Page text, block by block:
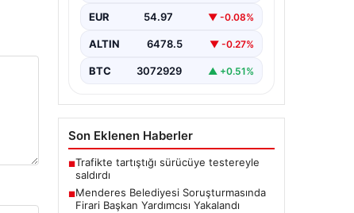
İzmir’in Menderes ilçesinde
yürütülen geniş çaplı bir
soruşturma kapsamında, Belediye
Başkan Yardımcısı Rüzgar
EUR 54.97 ▼ -0.08%
ALTIN 6478.5 ▼ -0.27%
BTC 3072929 ▲ +0.51%
Son Eklenen Haberler
■Trafikte tartıştığı sürücüye testereyle
saldırdı
■Menderes Belediyesi Soruşturmasında
Firari Başkan Yardımcısı Yakalandı